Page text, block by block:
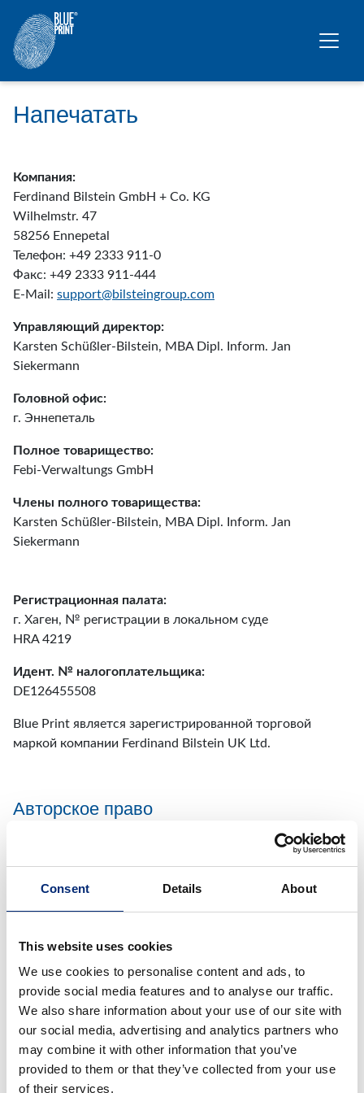
Consent Details About
This website uses cookies
We use cookies to personalise content and ads, to
provide social media features and to analyse our traffic.
We also share information about your use of our site with
our social media, advertising and analytics partners who
may combine it with other information that you’ve
provided to them or that they’ve collected from your use
of their services.
Напечатать
Компания:
Ferdinand Bilstein GmbH + Co. KG
Wilhelmstr. 47
58256 Ennepetal
Телефон: +49 2333 911-0
Факс: +49 2333 911-444
E-Mail: support@bilsteingroup.com
Управляющий директор:
Karsten Schüßler-Bilstein, MBA Dipl. Inform. Jan
Siekermann
Головной офис:
г. Эннепеталь
Полное товарищество:
Febi-Verwaltungs GmbH
Члены полного товарищества:
Karsten Schüßler-Bilstein, MBA Dipl. Inform. Jan
Siekermann
Регистрационная палата:
г. Хаген, № регистрации в локальном суде
HRA 4219
Идент. № налогоплательщика:
DE126455508
Blue Print является зарегистрированной торговой
маркой компании Ferdinand Bilstein UK Ltd.
Авторское право
Все тексты, изображения и прочие материалы,
авторским правом
копирование, распространение, хранение, передача,
материалов без предварительного письменного
разрешения
компании FERDINAND BILSTEIN GMBH + CO. KG
строго запрещены.
Компания FERDINAND BILSTEIN GMBH + CO. KG очень
тщательно подходит к составлению материалов